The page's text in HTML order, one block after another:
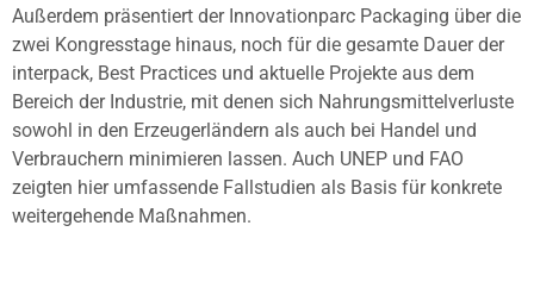
Außerdem präsentiert der Innovationparc Packaging über die
zwei Kongresstage hinaus, noch für die gesamte Dauer der
interpack, Best Practices und aktuelle Projekte aus dem
Bereich der Industrie, mit denen sich Nahrungsmittelverluste
sowohl in den Erzeugerländern als auch bei Handel und
Verbrauchern minimieren lassen. Auch UNEP und FAO
zeigten hier umfassende Fallstudien als Basis für konkrete
weitergehende Maßnahmen.